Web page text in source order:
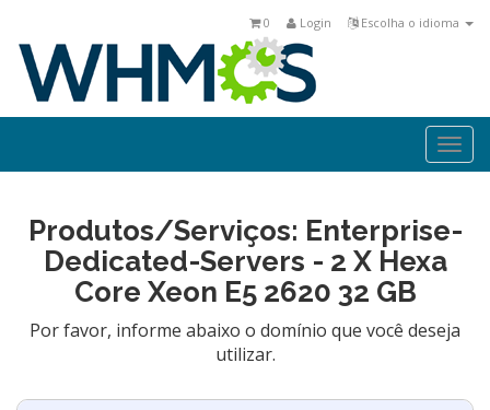
Escolha o idioma
Login
0
Produtos/Serviços: Enterprise-
Dedicated-Servers - 2 X Hexa
Core Xeon E5 2620 32 GB
Por favor, informe abaixo o domínio que você deseja
utilizar.